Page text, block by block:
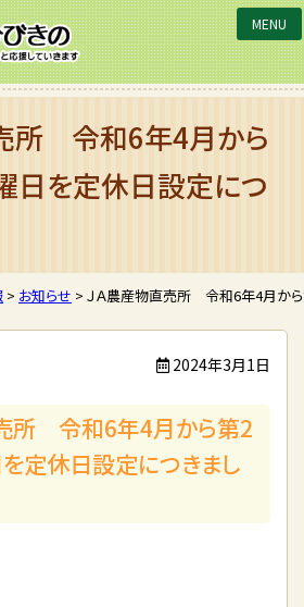
JA埼玉ひびきの
所 令和6年4月から
日を定休日設定につ
> お知らせ > ＪＡ農産物直売所 令和6年4月か
2024年3月1日
所 令和6年4月から第2
定休日設定につきまし